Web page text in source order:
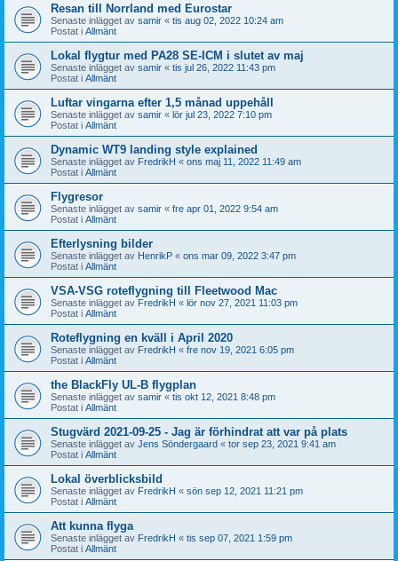
Resan till Norrland med Eurostar
Senaste inlägget av samir « tis aug 02, 2022 10:24 am
Postat i Allmänt
Lokal flygtur med PA28 SE-ICM i slutet av maj
Senaste inlägget av samir « tis jul 26, 2022 11:43 pm
Postat i Allmänt
Luftar vingarna efter 1,5 månad uppehåll
Senaste inlägget av samir « lör jul 23, 2022 7:10 pm
Postat i Allmänt
Dynamic WT9 landing style explained
Senaste inlägget av FredrikH « ons maj 11, 2022 11:49 am
Postat i Allmänt
Flygresor
Senaste inlägget av samir « fre apr 01, 2022 9:54 am
Postat i Allmänt
Efterlysning bilder
Senaste inlägget av HenrikP « ons mar 09, 2022 3:47 pm
Postat i Allmänt
VSA-VSG roteflygning till Fleetwood Mac
Senaste inlägget av FredrikH « lör nov 27, 2021 11:03 pm
Postat i Allmänt
Roteflygning en kväll i April 2020
Senaste inlägget av FredrikH « fre nov 19, 2021 6:05 pm
Postat i Allmänt
the BlackFly UL-B flygplan
Senaste inlägget av samir « tis okt 12, 2021 8:48 pm
Postat i Allmänt
Stugvärd 2021-09-25 - Jag är förhindrat att var på plats
Senaste inlägget av Jens Söndergaard « tor sep 23, 2021 9:41 am
Postat i Allmänt
Lokal överblicksbild
Senaste inlägget av FredrikH « sön sep 12, 2021 11:21 pm
Postat i Allmänt
Att kunna flyga
Senaste inlägget av FredrikH « tis sep 07, 2021 1:59 pm
Postat i Allmänt